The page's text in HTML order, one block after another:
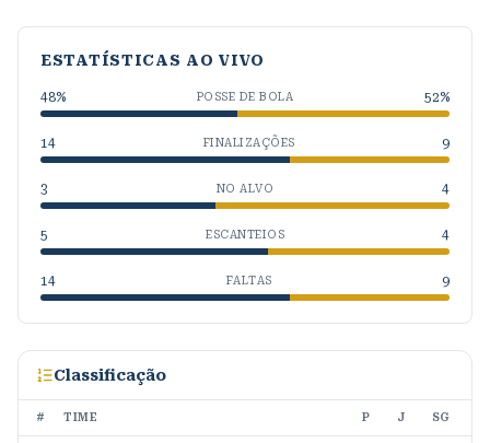
ESTATÍSTICAS AO VIVO
48% POSSE DE BOLA 52%
14 FINALIZAÇÕES 9
3 NO ALVO 4
5 ESCANTEIOS 4
14 FALTAS 9
Classificação
# TIME P J SG